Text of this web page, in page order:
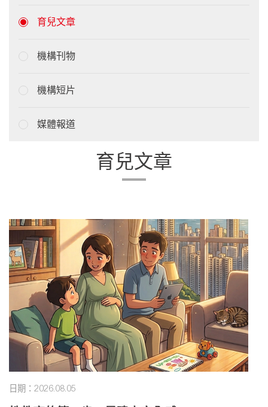
育兒文章
機構刊物
機構短片
媒體報道
育兒文章
日期：2026.08.05